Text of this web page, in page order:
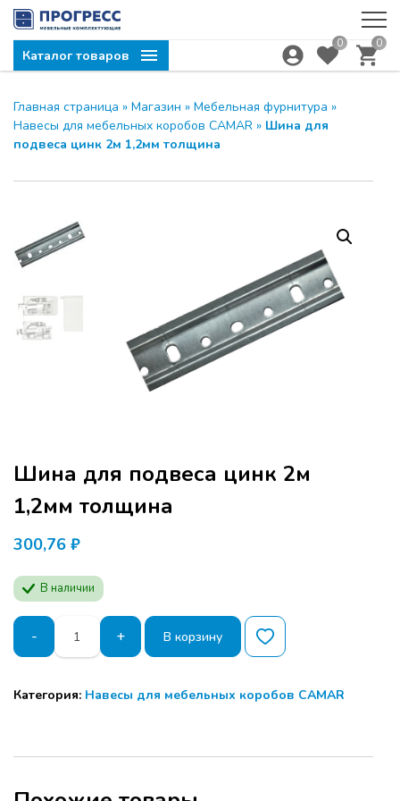
Каталог товаров
0 0
Главная страница » Магазин » Мебельная фурнитура »
Навесы для мебельных коробов CAMAR » Шина для
подвеса цинк 2м 1,2мм толщина
Шина для подвеса цинк 2м
1,2мм толщина
300,76 ₽
В наличии
-
Количество
товара
Шина
подвеса
1,2мм
+ В корзину
Категория: Навесы для мебельных коробов CAMAR
Компания ПРОГРЕСС
приглашает на семинар
МОДУС и UNIHOPPER
28.04.2026
производителей мебели и дизайнеров.
ЗАКРЫТЬ